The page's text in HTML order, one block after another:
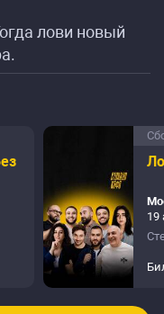
лови новый
19